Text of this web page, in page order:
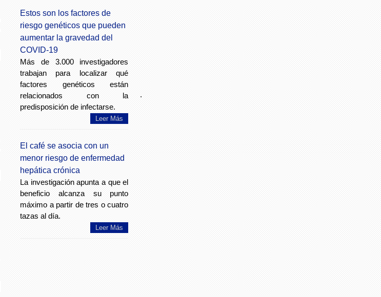
Estos son los factores de
riesgo genéticos que pueden
aumentar la gravedad del
COVID-19
Más de 3.000 investigadores
trabajan para localizar qué
factores genéticos están
relacionados con la
predisposición de infectarse.
Leer Más
El café se asocia con un
menor riesgo de enfermedad
hepática crónica
La investigación apunta a que el
beneficio alcanza su punto
máximo a partir de tres o cuatro
tazas al día.
Leer Más
.